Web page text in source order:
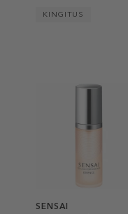
KINGITUS
SENSAI